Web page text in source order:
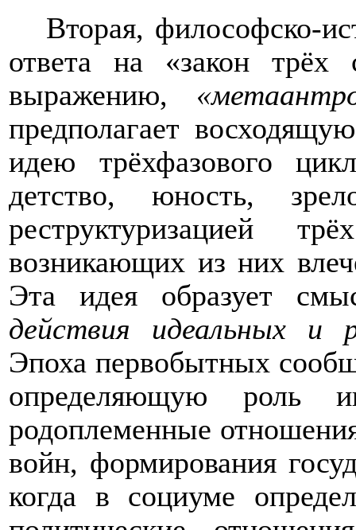
Вторая, философско-
ответа на «закон трёх
выражению,
предполагает
идею трёхфазового
детство, юность,
реструктуризацией
возникающих из них
Эта идея образует
действия идеальных и
Эпоха первобытных
определяющую роль
родоплеменные
войн, формирования
когда в социуме